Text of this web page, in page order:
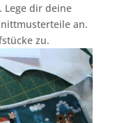
Lege dir deine
an.
zu.